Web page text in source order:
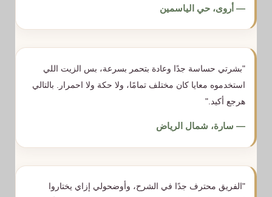
— أروى، حي الياسمين
"بشرتي حساسة جدًا وعادة بتحمر بسرعة، بس الزيت اللي
استخدموه معايا كان مختلف تمامًا، ولا حكة ولا احمرار. بالتالي
هرجع أكيد."
— سارة، شمال الرياض
"الفريق محترف جدًا في الشرح، وأوضحولي إزاي يختاروا